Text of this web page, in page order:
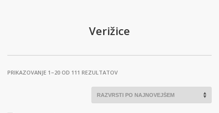
Verižice
PRIKAZOVANJE 1–20 OD 111 REZULTATOVRAZVRŠČENO